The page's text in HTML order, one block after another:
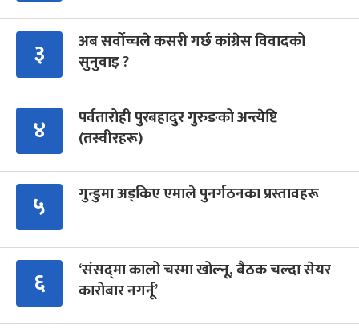
३
अब सर्वोच्चले कसरी गर्छ कांग्रेस विवादको
सुनुवाइ ?
४
पर्वतारोही पुरबहादुर गुरुङको अन्त्येष्टि
(तस्वीरहरू)
५ गुन्डुमा अड्किए एमाले पुनर्गठनका प्रस्तावहरू
६
‘संसद्‍मा कालो चस्मा खोल्नू, बैठक चल्दा सेयर
कारोबार नगर्नू’